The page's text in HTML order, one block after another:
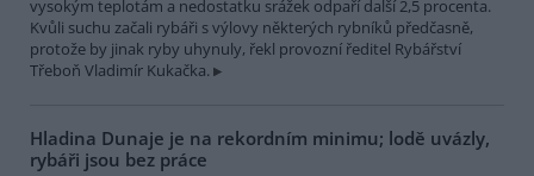
vysokým teplotám a nedostatku srážek odpaří další 2,5 procenta.
Kvůli suchu začali rybáři s výlovy některých rybníků předčasně,
protože by jinak ryby uhynuly, řekl provozní ředitel Rybářství
Třeboň Vladimír Kukačka.
Hladina Dunaje je na rekordním minimu; lodě uvázly,
rybáři jsou bez práce